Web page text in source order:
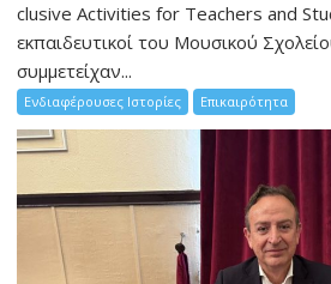
clusive Activities for Teachers and
εκπαιδευτικοί του Μουσικού
συμμετείχαν...
Ενδιαφέρουσες Ιστορίες Επικαιρότητα